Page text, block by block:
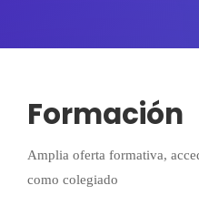
Formación
Amplia oferta formativa,
como colegiado